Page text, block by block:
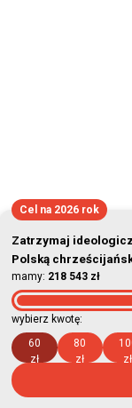
Cel na 2026 rok
Zatrzymaj
Polską
mamy: 218 543 zł
wybierz kwotę:
60
zł
80
zł
zł